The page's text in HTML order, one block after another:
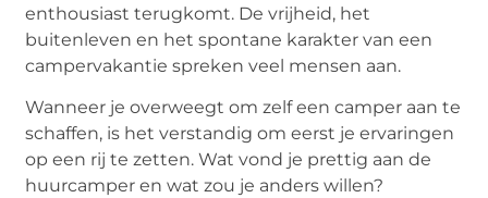
enthousiast terugkomt. De vrijheid, het
buitenleven en het spontane karakter van een
campervakantie spreken veel mensen aan.
Wanneer je overweegt om zelf een camper aan te
schaffen, is het verstandig om eerst je ervaringen
op een rij te zetten. Wat vond je prettig aan de
huurcamper en wat zou je anders willen?